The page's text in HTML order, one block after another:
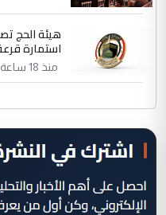
هيئة الحج
استمارة
منذ 18 ساعة